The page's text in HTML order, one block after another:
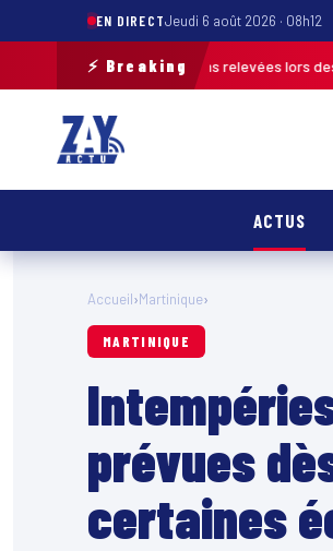
EN DIRECTJeudi 6 août 2026 · 08h12
⚡ Breaking
de 120 infractions relevées lors des contrôles
ACTUS
Accueil›Martinique›
MARTINIQUE
prévues
certaines